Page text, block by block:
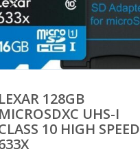
LEXAR 128GB
MICROSDXC UHS-I
10 HIGH SPEED